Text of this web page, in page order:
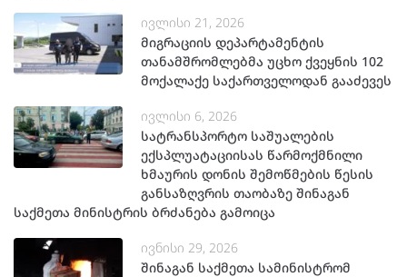
ივლისი 21, 2026
მიგრაციის დეპარტამენტის
თანამშრომლებმა უცხო ქვეყნის 102
მოქალაქე საქართველოდან გააძევეს
ივლისი 6, 2026
სატრანსპორტო საშუალების
ექსპლუატაციისას წარმოქმნილი
ხმაურის დონის შემოწმების წესის
განსაზღვრის თაობაზე შინაგან
საქმეთა მინისტრის ბრძანება გამოიცა
ივნისი 29, 2026
შინაგან საქმეთა სამინისტრომ